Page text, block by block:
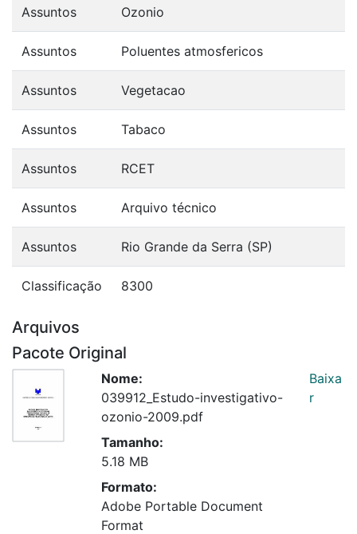
Assuntos Ozonio
Assuntos Poluentes atmosfericos
Assuntos Vegetacao
Assuntos Tabaco
Assuntos RCET
Assuntos Arquivo técnico
Assuntos Rio Grande da Serra (SP)
Classificação 8300
Arquivos
Pacote Original
Nome:
039912_Estudo-investigativo-
ozonio-2009.pdf
Tamanho:
5.18 MB
Formato:
Adobe Portable Document
Format
Baixa
r